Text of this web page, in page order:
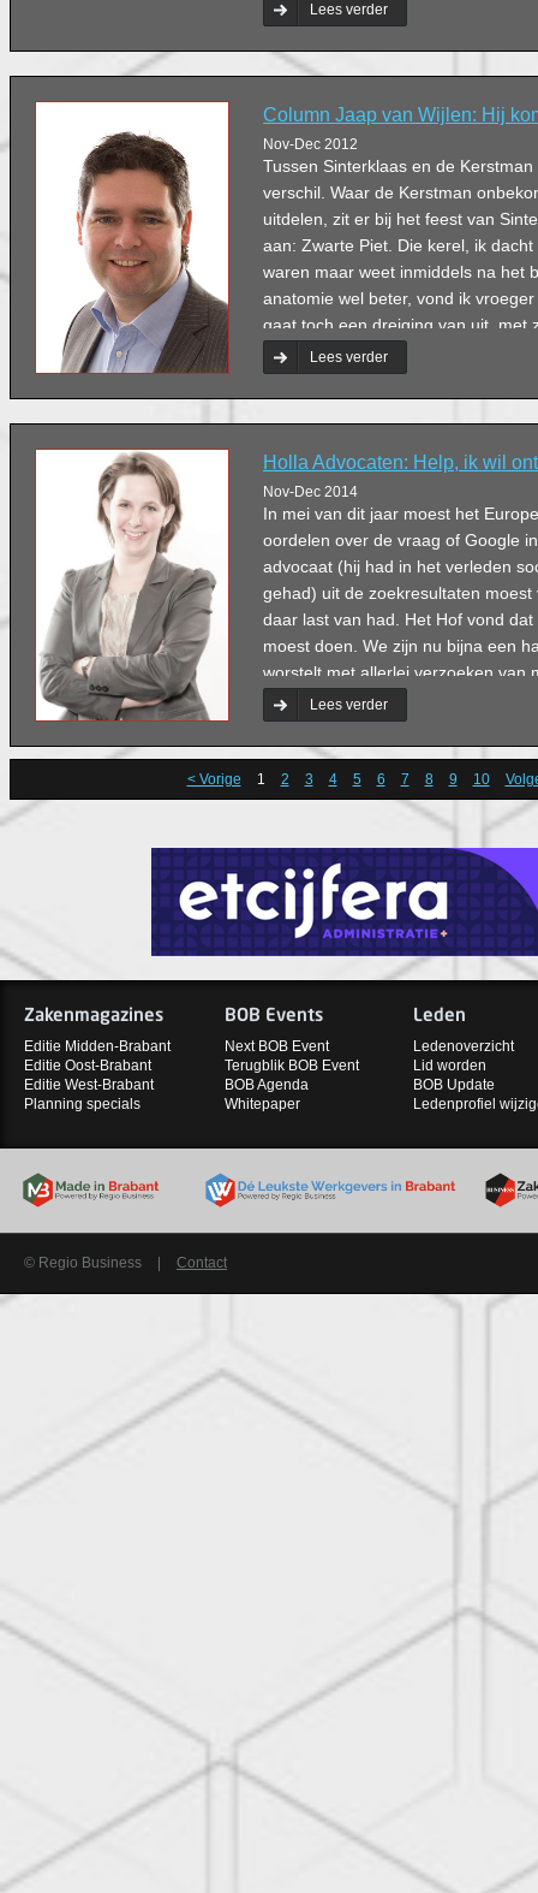
Lees verder
Column Jaap van Wijlen: Hij
Nov-Dec 2012
Tussen Sinterklaas en de
verschil. Waar de Kerstman
uitdelen, zit er bij het feest van
aan: Zwarte Piet. Die kerel, ik
waren maar weet inmiddels na het
anatomie wel beter, vond ik
gaat toch een dreiging van uit, met
dat geklim over je dak. Je leert al
dingen in het leven ook een nare
Lees verder
Holla Advocaten: Help, ik wil
Nov-Dec 2014
In mei van dit jaar moest het
oordelen over de vraag of Google
advocaat (hij had in het verleden
gehad) uit de zoekresultaten
daar last van had. Het Hof vond
moest doen. We zijn nu bijna een
worstelt met allerlei verzoeken van
vergeten.Lees verder
< Vorige 1 2 3 4 5 6 7 8 9 10
Zakenmagazines
Editie Midden-Brabant
Editie Oost-Brabant
Editie West-Brabant
Planning specials
BOB Events
Next BOB Event
Terugblik BOB Event
BOB Agenda
Whitepaper
Leden
Ledenoverzicht
Lid worden
BOB Update
Ledenprofiel
© Regio Business Contact